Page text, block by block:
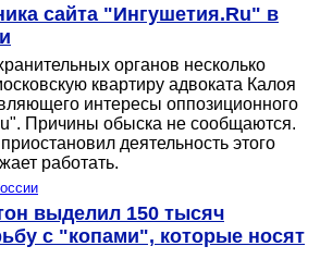
сайта "Ингушетия.Ru" в
органов несколько
квартиру адвоката Калоя
интересы оппозиционного
Причины обыска не сообщаются.
деятельность этого
работать.
выделил 150 тысяч
с "копами", которые носят